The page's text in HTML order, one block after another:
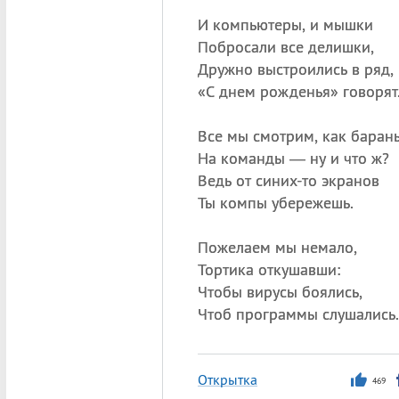
И компьютеры, и мышки
Побросали все делишки,
Дружно выстроились в ряд,
«С днем рожденья»
Все мы смотрим, как
На команды — ну и что ж?
Ведь от синих-то экранов
Ты компы убережешь.
Пожелаем мы немало,
Тортика откушавши:
Чтобы вирусы боялись,
Чтоб программы слушались.
Открытка 469